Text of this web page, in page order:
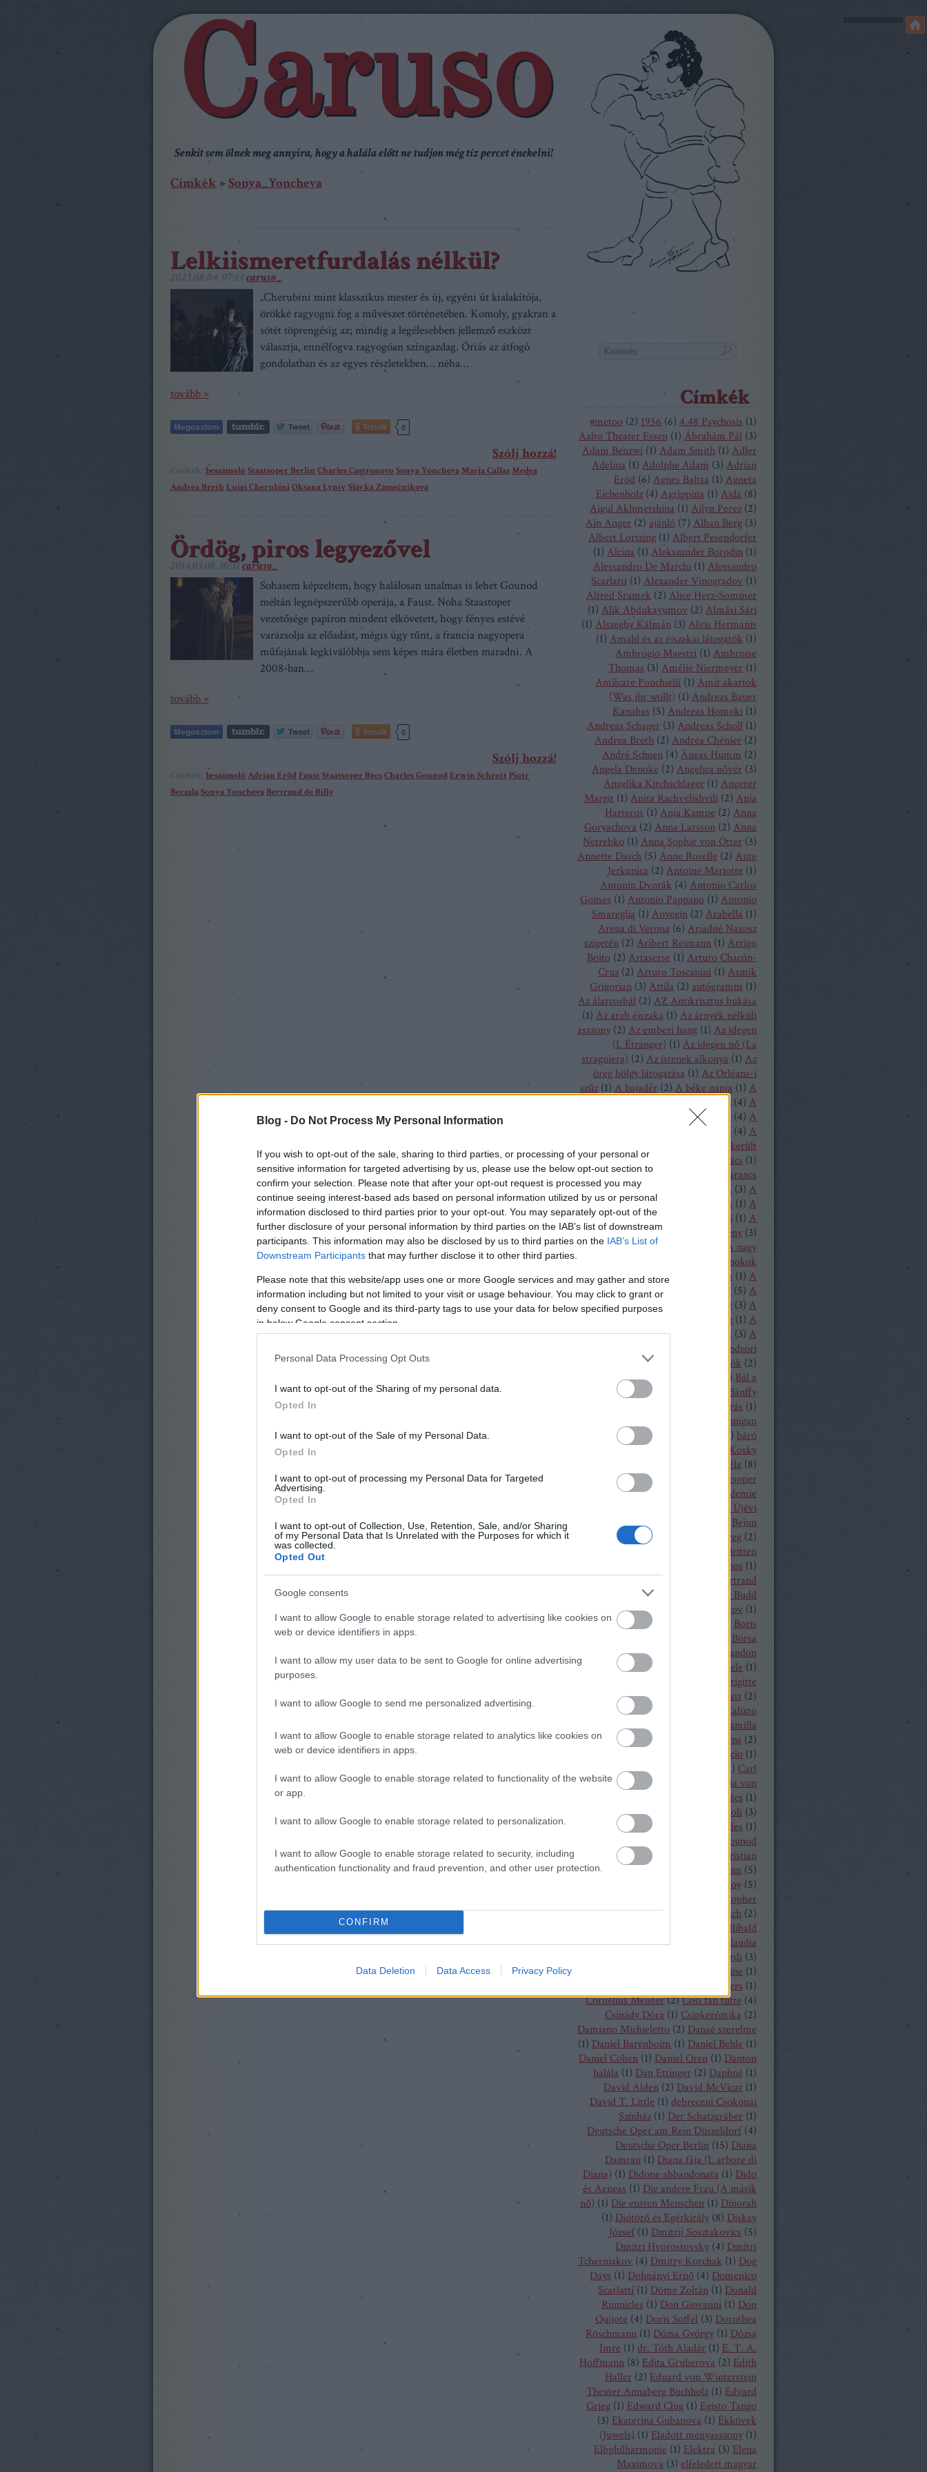
Blog - Do Not Process My Personal Information
If you wish to opt-out of the sale, sharing to third parties, or processing of your personal or
sensitive information for targeted advertising by us, please use the below opt-out section to
confirm your selection. Please note that after your opt-out request is processed you may
continue seeing interest-based ads based on personal information utilized by us or personal
information disclosed to third parties prior to your opt-out. You may separately opt-out of the
further disclosure of your personal information by third parties on the IAB’s list of downstream
participants. This information may also be disclosed by us to third parties on the IAB’s List of
Downstream Participants that may further disclose it to other third parties.
Please note that this website/app uses one or more Google services and may gather and store
information including but not limited to your visit or usage behaviour. You may click to grant or
deny consent to Google and its third-party tags to use your data for below specified purposes
in below Google consent section.
Personal Data Processing Opt Outs
I want to opt-out of the Sharing of my personal data.
Opted In
I want to opt-out of the Sale of my Personal Data.
Opted In
I want to opt-out of processing my Personal Data for Targeted
Advertising.
Opted In
I want to opt-out of Collection, Use, Retention, Sale, and/or Sharing
of my Personal Data that Is Unrelated with the Purposes for which it
was collected.
Opted Out
Google consents
I want to allow Google to enable storage related to advertising like cookies on
web or device identifiers in apps.
I want to allow my user data to be sent to Google for online advertising
purposes.
I want to allow Google to send me personalized advertising.
I want to allow Google to enable storage related to analytics like cookies on
web or device identifiers in apps.
I want to allow Google to enable storage related to functionality of the website
or app.
I want to allow Google to enable storage related to personalization.
I want to allow Google to enable storage related to security, including
authentication functionality and fraud prevention, and other user protection.
CONFIRM
Data Deletion Data Access Privacy Policy
Caruso
Senkit sem ölnek meg annyira, hogy a halála előtt ne tudjon még tíz percet énekelni!
Címkék » Sonya_Yoncheva
Lelkiismeretfurdalás nélkül?
caruso_
„Cherubini mint klasszikus mester és új, egyéni út kialakítója,
örökké ragyogni fog a művészet történetében. Komoly, gyakran a
sötét töprengésig az; mindig a legélesebben jellemző eszközt
választja, ennélfogva ragyogóan színgazdag. Óriás az átfogó
gondolatban és az egyes részletekben… néha…
tovább »
Tetszik 0
Szólj hozzá!
beszámoló Staatsoper Berlin Charles Castronovo Sonya YonchevaMaria CallasMedea
Andrea Breth Luigi Cherubini Oksana Lyniv Slávka Zámečníková
Ördög, piros legyezővel
2014.05.08. 10:31caruso_
Sohasem képzeltem, hogy halálosan unalmas is lehet Gounod
méltán legnépszerűbb operája, a Faust. Noha Staastoper
vezetősége papíron mindent elkövetett, hogy fényes estévé
varázsolja az előadást, mégis úgy tűnt, a francia nagyopera
műfajának legkiválóbbja sem képes mára életben maradni. A
2008-ban…
tovább »
Tetszik 0
Szólj hozzá!
beszámoló Adrian Eröd Faust Staatsoper BécsCharles Gounod Erwin Schrott Piotr
BeczalaSonya Yoncheva Bertrand de Billy
Címkék
#metoo (2) 1956 (6) 4.48 Psychosis (1)
Aalto Theater Essen (1) Ábrahám Pál (3)
Adam Benzwi (1) Adam Smith (1) Adler
Adelina (1) Adolphe Adam (3) Adrian
Eröd (6) Agnes Baltsa (1) Agneta
Eichenholz (4) Agrippina (1) Aida (8)
Aigul Akhmetshina (1) Ailyn Perez (2)
Ain Anger (2) ajánló (7) Alban Berg (3)
Albert Lortzing (1) Albert Pesendorfer
(1) Alcina (1) Alekszander Borodin (1)
Alessandro De Marchi (1) Alessandro
Scarlatti (1) Alexander Vinogradov (1)
Alfred Sramek (2) Alice Herz-Sommer
(1) Alik Abdukayumov (2) Almási Sári
(1) Alszeghy Kálmán (3) Alvis Hermanis
(1) Amahl és az éjszakai látogatók (1)
Ambrogio Maestri (1) Ambroise
Thomas (3) Amélie Niermeyer (1)
Amilcare Ponchielli (1) Amit akartok
(Was ihr wollt) (1) Andreas Bauer
Kanabas (5) Andreas Homoki (1)
Andreas Schager (3) Andreas Scholl (1)
Andrea Breth (2) Andrea Chénier (2)
André Schuen (4) Äneas Humm (2)
Angela Denoke (2) Angelica nővér (3)
Angelika Kirchschlager (1) Angerer
Margit (1) Anita Rachvelishvili (2) Anja
Harteros (1) Anja Kampe (2) Anna
Goryachova (2) Anna Larsson (2) Anna
Netrebko (1) Anna Sophie von Otter (3)
Annette Dasch (5) Anne Roselle (2) Ante
Jerkunica (2) Antoine Mariotte (1)
Antonín Dvorák (4) Antonio Carlos
Gomes (1) Antonio Pappano (1) Antonio
Smareglia (1) Anyegin (2) Arabella (1)
Arena di Verona (6) Ariadné Naxosz
szigetén (2) Aribert Reimann (1) Arrigo
Boito (2) Artaserse (1) Arturo Chacón-
Cruz (2) Arturo Toscanini (1) Asmik
Grigorian (3) Attila (2) autógramm (1)
Az álarcosbál (2) AZ Antikrisztus bukása
(1) Az arab éjszaka (1) Az árnyék nélküli
asszony (2) Az emberi hang (1) Az idegen
(L Étranger) (1) Az idegen nő (La
stragniera) (2) Az istenek alkonya (1) Az
öreg hölgy látogatása (1) Az Orléans-i
szűz (1) A bajadér (2) A béke napja (1) A
A bűvös vadász (4) A
A csavar fordul egyet (4) A
(4) A
A félresikerült
menyasszonycsere
A genti kovács (1)
A hallgatag asszony
A három narancs
szerelmese
A hattyúk tava (3) A
holtak házából
A játékos (1) A
kaméliás hölgy
A kegyencnő (1) A
kékszakállú herceg vára
A köpeny (3)
A láng (1) A loudoni ördögök
A nagy
A nürnbergi mesterdalnokok
(2) A Nyugat lánya A próféta (1) A
puritánok (1) (5) A
rózsalovag (1)A sevillai borbély (3) A
A távoli hang (1) A
trubadúr(2)A varázsfuvola (3) A
A windsori
A zsidónő Bajazzók (2)
Balassa Sándor
) Bál a
Savoyban
Bánffy Katalin
Bánffy
Bánó András (1)
Barbara Hannigan
1 báró Orczy Bódog ) báró
Barrie Kosky
Bartók Béla (8)
Bartók Péter
(2
Bayerische Staatsoper
19)Bayerische Theaterakademie
Bécsi Újévi
Koncert(1)Bedrich Smetana
Bejun
Mehta
Békés András bélyeg (2)
Benjamin Britten
Berkes János (1)
Bertrand
beszámoló
Billy Budd
Birgit Nilsson Bogdan Volkov (1)
Bohémélet
( Borisz Godunov
Boris
Borsa
Miklós(1)
Brandon
Jovanovich
3) Bregenzer Festspiele (1)
Brigitte
Fassbaender
Brindley Sherratt (2)
Bubik Árpád
1)
Calixto
Cameron Shahbazi
Camilla
Nylund
) Camille Saint-Saëns (2)
Capriccio (1)
Cardillac(1 1) Carl
Heinrich Graun
Carl Maria von
Cár és ács (1)
Casa Verdi(3) Cecilia Bartoli (3)
Celeng Mária
Chabert ezredes (1)
Charles Gounod
Chrisopher Maltman
Christian
Christian Thielemann (5)
Christof Loy (5)
Christopher
Ventris(2)Christoph Eschenbach (2)
Christoph Willibald
Gluck(3)Claude Debussy
Claudia
Claudio Monteverdi (3)
Clémentine Margaine (1)
Corinne Winters (1)
Cornelius Meister(2)Cosi fan tutte (4)
Csinády Dóra (1) Csipkerózsika (2)
Damiano Michieletto (2) Danaé szerelme
(1) Daniel Barenboim (1) Daniel Behle (1)
Daniel Cohen (1) Daniel Oren (1) Danton
halála (1) Dan Ettinger (2) Daphné (1)
David Alden (2) David McVicar (1)
David T. Little (1) debreceni Csokonai
Színház (1) Der Schatzgräber (1)
Deutsche Oper am Rein Düsseldorf (4)
Deutsche Oper Berlin (15) Diana
Damrau (1) Diana fája (L arbore di
Diana) (1) Didone abbandonata (1) Dido
és Aeneas (1) Die andere Frau (A másik
nő) (1) Die ensten Menschen (1) Dinorah
(1) Diótörő és Egérkirály (8) Diskay
József (1) Dmitrij Sosztakovics (5)
Dmitri Hvorostovsky (4) Dmitri
Tcherniakov (4) Dmitry Korchak (1) Dog
Days (1) Dohnányi Ernő (4) Domenico
Scarlatti (1) Döme Zoltán (1) Donald
Runnicles (1) Don Giovanni (1) Don
Quijote (4) Doris Soffel (3) Dorothea
Röschmann (1) Dózsa György (1) Dózsa
Imre (1) dr. Tóth Aladár (1) E. T. A.
Hoffmann (8) Edita Gruberova (2) Edith
Haller (2) Eduard von Winterstein
Theater Annaberg Buchholz (1) Edvard
Grieg (1) Edward Clug (1) Egisto Tango
(3) Ekaterina Gubanova (1) Ékkövek
(Juwels) (1) Eladott menyasszony (1)
Elbphilharmonie (1) Elektra (3) Elena
Maximova (3) elfeledett magyar